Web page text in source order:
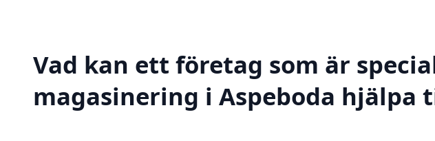
Vad kan ett företag som är
magasinering i Aspeboda hjälpa